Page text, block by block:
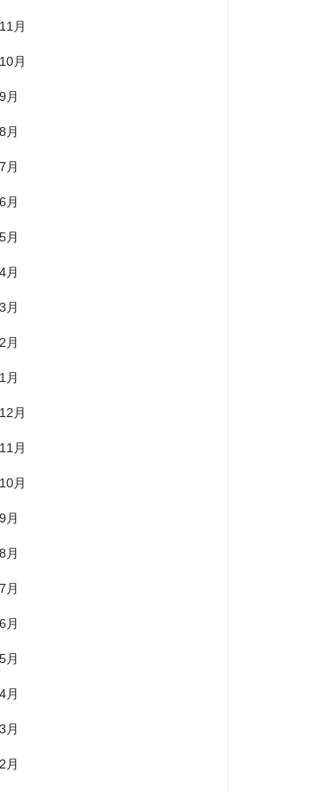
月
月
月
月
月
月
月
月
月
月
月
月
月
月
月
月
月
月
月
月
月
月